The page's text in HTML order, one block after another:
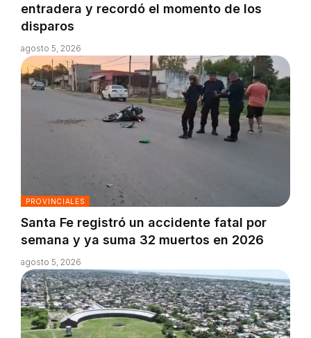
entradera y recordó el momento de los
disparos
agosto 5, 2026
PROVINCIALES
Santa Fe registró un accidente fatal por
semana y ya suma 32 muertos en 2026
agosto 5, 2026